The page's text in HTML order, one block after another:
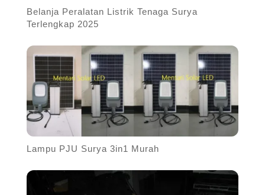
Belanja Peralatan Listrik Tenaga Surya
Terlengkap 2025
Lampu PJU Surya 3in1 Murah